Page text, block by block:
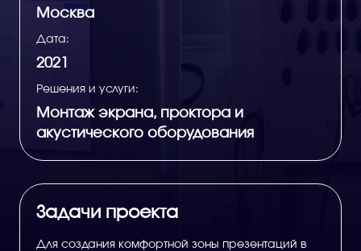
Москва
Дата:
2021
Решения и услуги:
Монтаж экрана, проктора и
акустического оборудования
Задачи проекта
Для создания комфортной зоны презентаций в